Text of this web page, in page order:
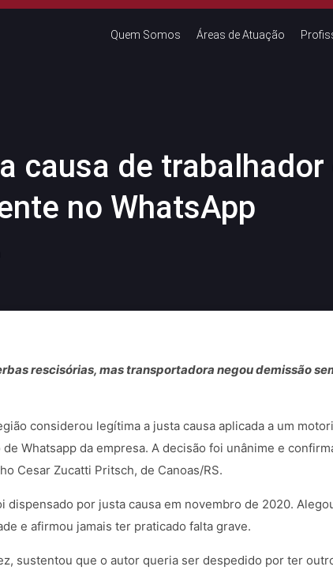
Quem Somos Áreas de Atuação
causa de trabalhador
no WhatsApp
rescisórias, mas transportadora negou demissão
considerou legítima a justa causa aplicada a um
Whatsapp da empresa. A decisão foi unânime e
Cesar Zucatti Pritsch, de Canoas/RS.
dispensado por justa causa em novembro de 2020.
e afirmou jamais ter praticado falta grave.
sustentou que o autor queria ser despedido por ter